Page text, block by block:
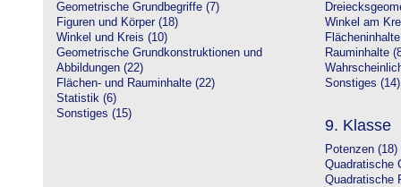
Geometrische Grundbegriffe (7)
Figuren und Körper (18)
Winkel und Kreis (10)
Geometrische Grundkonstruktionen und
Abbildungen (22)
Flächen- und Rauminhalte (22)
Statistik (6)
Sonstiges (15)
Winkel am
Rauminhalte
Sonstiges (14)
9. Klasse
Potenzen (18)
Quadratische
Quadratische